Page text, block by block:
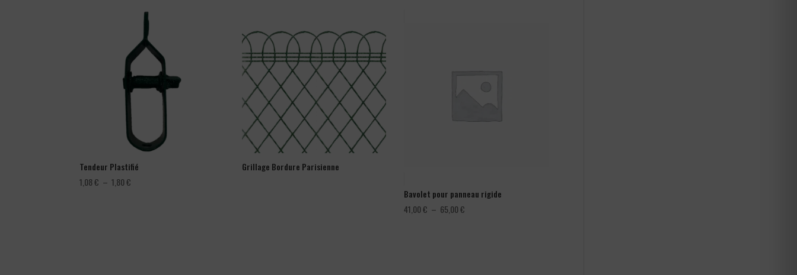
Tendeur Plastifié
1,08€ – 1,80€
Grillage Bordure Parisienne
Bavolet pour panneau rigide
41,00€ – 65,00€